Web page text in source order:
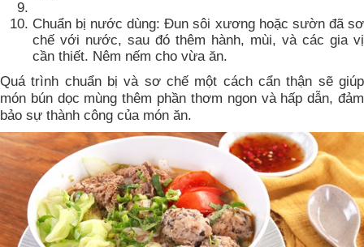
Chuẩn bị nước dùng: Đun sôi xương hoặc sườn đã sơ
chế với nước, sau đó thêm hành, mùi, và các gia vị
cần thiết. Nêm nếm cho vừa ăn.
Quá trình chuẩn bị và sơ chế một cách cẩn thận sẽ giúp
món bún dọc mùng thêm phần thơm ngon và hấp dẫn, đảm
bảo sự thành công của món ăn.